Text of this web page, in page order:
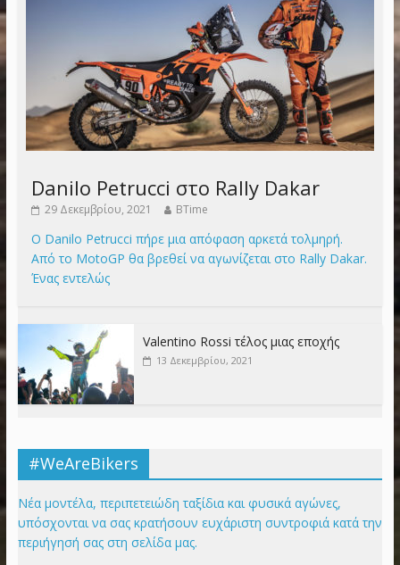
Danilo Petrucci στο Rally Dakar
29 Δεκεμβρίου, 2021 BTime
Ο Danilo Petrucci πήρε μια απόφαση αρκετά τολμηρή.
Από το MotoGP θα βρεθεί να αγωνίζεται στο Rally Dakar.
Ένας εντελώς
Valentino Rossi τέλος μιας εποχής
13 Δεκεμβρίου, 2021
#WeAreBikers
Νέα μοντέλα, περιπετειώδη ταξίδια και φυσικά αγώνες,
υπόσχονται να σας κρατήσουν ευχάριστη συντροφιά κατά την
περιήγησή σας στη σελίδα μας.